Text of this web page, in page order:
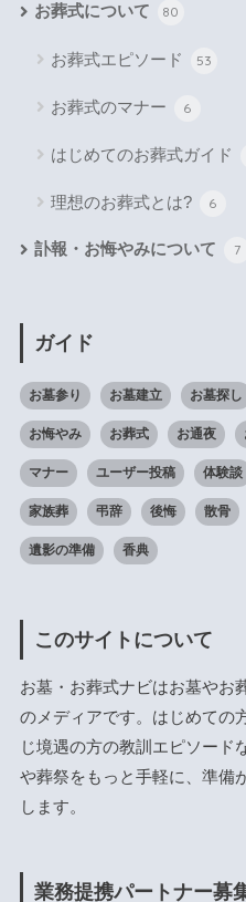
お葬式について 80
お葬式エピソード 53
お葬式のマナー 6
はじめてのお葬式ガイド
理想のお葬式とは? 6
訃報・お悔やみについて 7
ガイド
お墓参り お墓建立 お墓探し
お悔やみ お葬式 お通夜
マナー ユーザー投稿 体験談
家族葬 弔辞 後悔 散骨
遺影の準備 香典
このサイトについて
お墓・お葬式ナビはお墓やお
のメディアです。はじめての
じ境遇の方の教訓エピソード
や葬祭をもっと手軽に、準備
します。
業務提携パートナー募